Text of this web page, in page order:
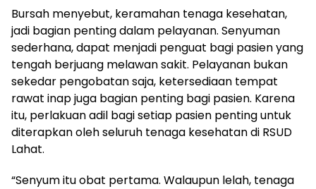
Bursah menyebut, keramahan tenaga kesehatan,
jadi bagian penting dalam pelayanan. Senyuman
sederhana, dapat menjadi penguat bagi pasien yang
tengah berjuang melawan sakit. Pelayanan bukan
sekedar pengobatan saja, ketersediaan tempat
rawat inap juga bagian penting bagi pasien. Karena
itu, perlakuan adil bagi setiap pasien penting untuk
diterapkan oleh seluruh tenaga kesehatan di RSUD
Lahat.
“Senyum itu obat pertama. Walaupun lelah, tenaga